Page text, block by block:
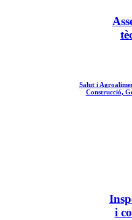
Salut i
Construcció,
i